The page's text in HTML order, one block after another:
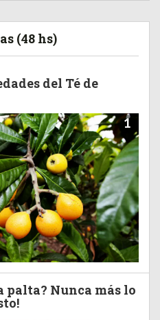
(48 hs)
del Té de
1
palta? Nunca más lo